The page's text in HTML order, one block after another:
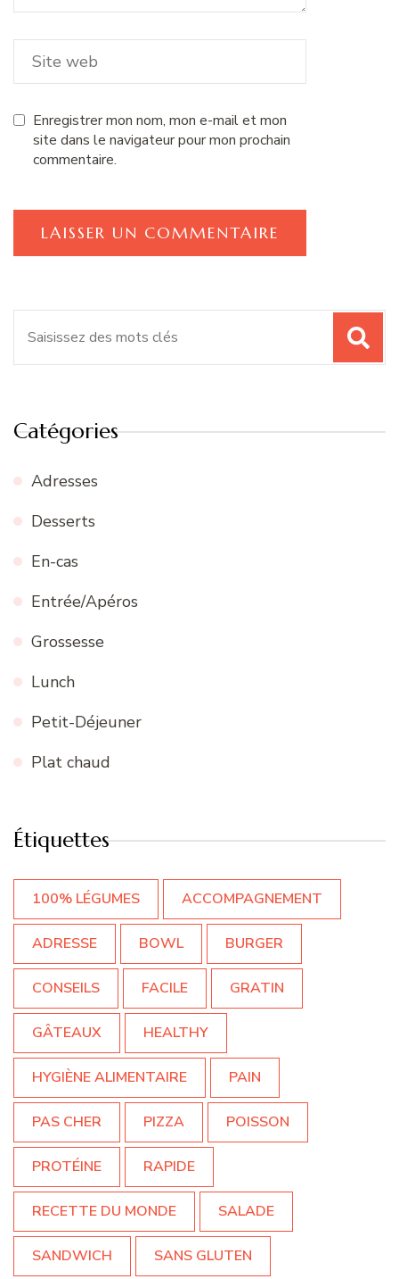
Enregistrer mon nom, mon e-mail et mon
site dans le navigateur pour mon prochain
commentaire.
Catégories
Adresses
Desserts
En-cas
Entrée/Apéros
Grossesse
Lunch
Petit-Déjeuner
Plat chaud
Étiquettes
100% LÉGUMES ACCOMPAGNEMENT
ADRESSE BOWL BURGER
CONSEILS FACILE GRATIN
GÂTEAUX HEALTHY
HYGIÈNE ALIMENTAIRE PAIN
PAS CHER PIZZA POISSON
PROTÉINE RAPIDE
RECETTE DU MONDE SALADE
SANDWICH SANS GLUTEN